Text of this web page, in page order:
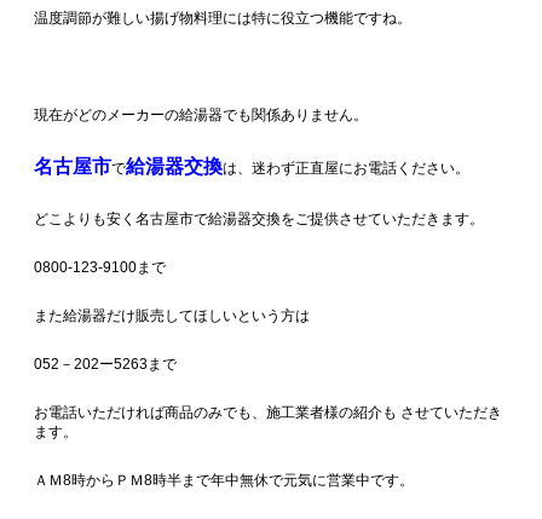
温度調節が難しい揚げ物料理には特に役立つ機能ですね。
現在がどのメーカーの給湯器でも関係ありません。
名古屋市で給湯器交換は、迷わず正直屋にお電話ください。
どこよりも安く名古屋市で給湯器交換をご提供させていただきます。
0800-123-9100まで
また給湯器だけ販売してほしいという方は
052－202ー5263まで
お電話いただければ商品のみでも、施工業者様の紹介も させていただき
ます。
ＡＭ8時からＰＭ8時半まで年中無休で元気に営業中です。